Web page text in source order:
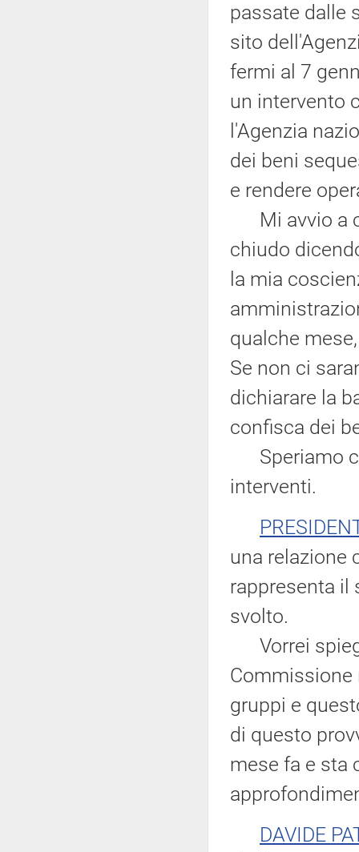
passate dalle
sito
fermi al 7
un intervento
l'Agenzia
dei beni
e rendere
Mi avvio a
chiudo
la mia
qualche
Se non ci
dichiarare la
confisca dei
Speriamo
interventi.
una relazione
rappresenta il
svolto.
Vorrei
Commissione
gruppi e
di questo
mese fa e sta
DAVIDE